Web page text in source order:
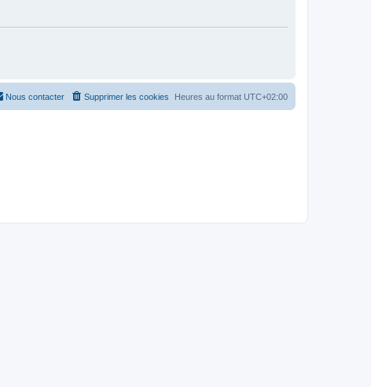
Heures au format UTC+02:00
Supprimer les cookies
Nous contacter